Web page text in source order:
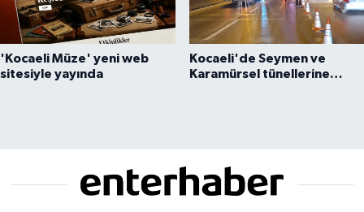
'Kocaeli Müze' yeni web
sitesiyle yayında
Kocaeli'de Seymen ve
Karamürsel tünellerine